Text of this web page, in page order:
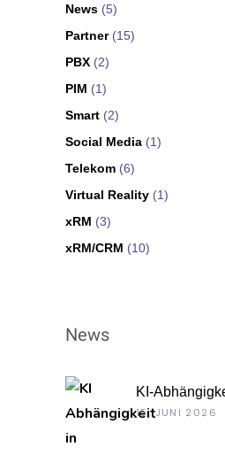
News (5)
Partner(15)
PBX (2)
PIM (1)
Smart (2)
Social Media (1)
Telekom (6)
Virtual Reality (1)
xRM (3)
xRM/CRM (10)
News
KI-
Unternehmen
15. JUNI 2026